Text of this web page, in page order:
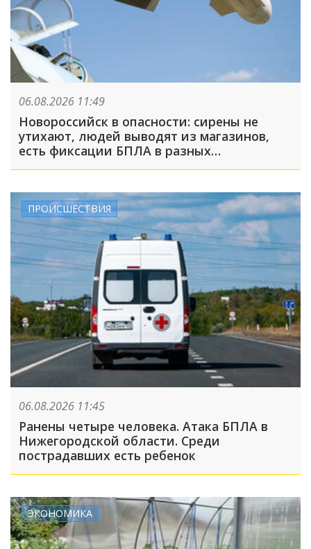
06.08.2026 11:49
Новороссийск в опасности: сирены не
утихают, людей выводят из магазинов,
есть фиксации БПЛА в разных
направлениях
ПРОИСШЕСТВИЯ
06.08.2026 11:45
Ранены четыре человека. Атака БПЛА в
Нижегородской области. Среди
пострадавших есть ребенок
ЭКОНОМИКА